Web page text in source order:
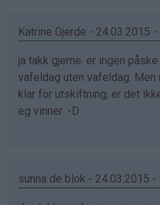
Katrine Gjerde - 24.03.2015 -
ja takk gjerne. er ingen
vafeldag uten vafeldag.
klar for utskiftning, er det
eg vinner :-D
sunna de blok - 24.03.2015 -